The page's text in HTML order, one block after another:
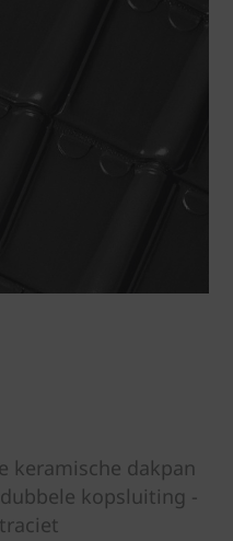
keramische dakpan
kopsluiting -